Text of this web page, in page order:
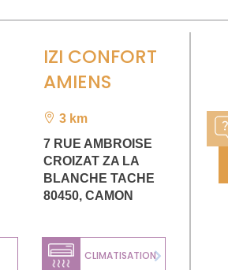
IZI CONFORT
AMIENS
3 km
7 RUE AMBROISE
CROIZAT ZA LA
BLANCHE TACHE
80450,CAMON
CLIMATISATION
Next